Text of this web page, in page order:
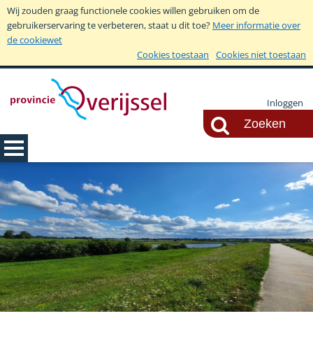
Wij zouden graag functionele cookies willen gebruiken om de
gebruikerservaring te verbeteren, staat u dit toe? Meer informatie over
de cookiewet
Cookies toestaan
Cookies niet toestaan
Inloggen